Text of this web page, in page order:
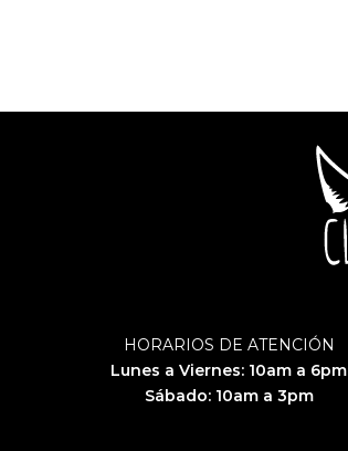
HORARIOS DE ATENCIÓN
Lunes a Viernes: 10am a 6pm
Sábado: 10am a 3pm